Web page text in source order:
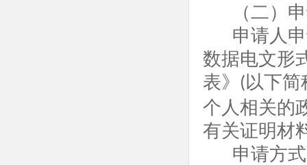
（二）
申请人
数据电文形
表》
( 以下
个人相关的
有关证明材
申请方